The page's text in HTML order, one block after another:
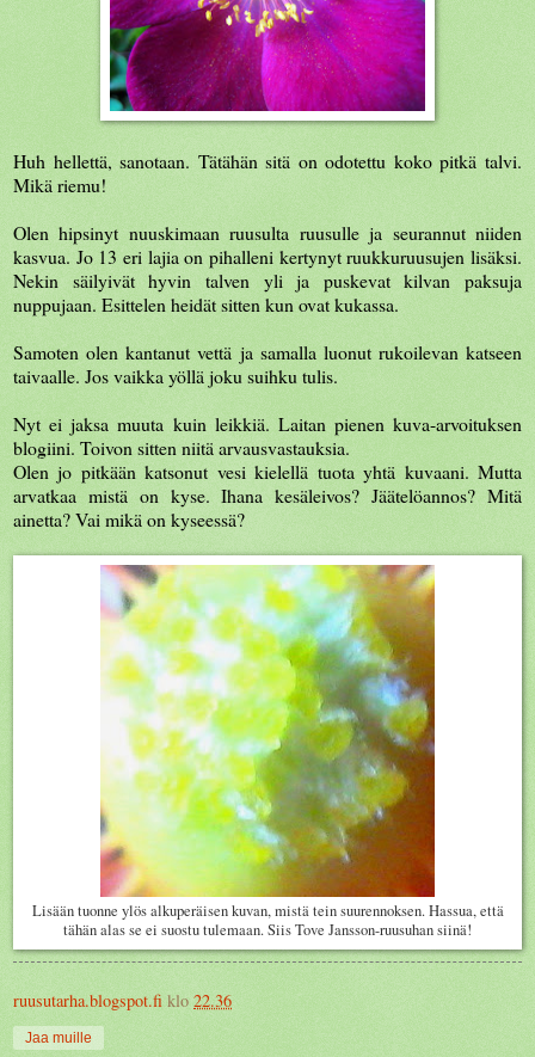
Huh hellettä, sanotaan. Tätähän sitä on odotettu koko pitkä talvi.
Mikä riemu!
Olen hipsinyt nuuskimaan ruusulta ruusulle ja seurannut niiden
kasvua. Jo 13 eri lajia on pihalleni kertynyt ruukkuruusujen lisäksi.
Nekin säilyivät hyvin talven yli ja puskevat kilvan paksuja
nuppujaan. Esittelen heidät sitten kun ovat kukassa.
Samoten olen kantanut vettä ja samalla luonut rukoilevan katseen
taivaalle. Jos vaikka yöllä joku suihku tulis.
Nyt ei jaksa muuta kuin leikkiä. Laitan pienen kuva-arvoituksen
blogiini. Toivon sitten niitä arvausvastauksia.
Olen jo pitkään katsonut vesi kielellä tuota yhtä kuvaani. Mutta
arvatkaa mistä on kyse. Ihana kesäleivos? Jäätelöannos? Mitä
ainetta? Vai mikä on kyseessä?
Lisään tuonne ylös alkuperäisen kuvan, mistä tein suurennoksen. Hassua, että
tähän alas se ei suostu tulemaan. Siis Tove Jansson-ruusuhan siinä!
ruusutarha.blogspot.fi klo 22.36
Jaa muille